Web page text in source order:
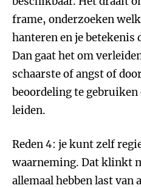
frame, onderzoeken
hanteren en je betekenis
Dan gaat het om
schaarste of angst of
beoordeling te gebruiken
leiden.
Reden 4: je kunt zelf
waarneming. Dat klinkt
allemaal hebben last van